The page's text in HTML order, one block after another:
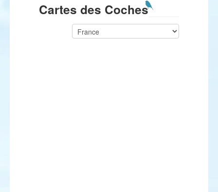
Cartes des Coches